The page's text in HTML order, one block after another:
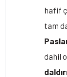
hafif
tam
dahil